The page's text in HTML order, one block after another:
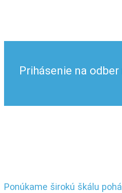
through
Prihásenie na
Ponúkame širokú škálu